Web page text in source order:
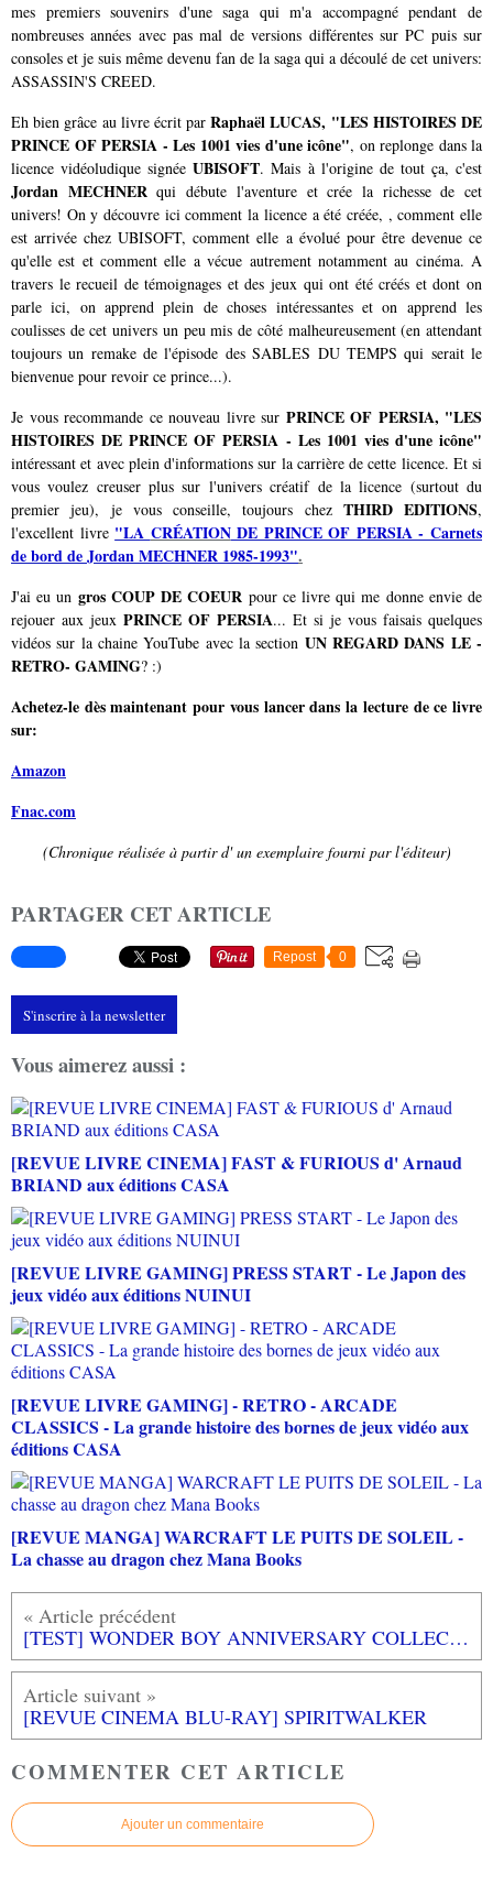
mes premiers souvenirs d'une saga qui m'a accompagné pendant de
nombreuses années avec pas mal de versions différentes sur PC puis sur
consoles et je suis même devenu fan de la saga qui a découlé de cet univers:
ASSASSIN'S CREED.
Eh bien grâce au livre écrit parRaphaël LUCAS, "LES HISTOIRES DE
PRINCE OF PERSIA - Les 1001 vies d'une icône", on replonge dans la
licence vidéoludique signée UBISOFT. Mais à l'origine de tout ça, c'est
Jordan MECHNERqui débute l'aventure et crée la richesse de cet
univers! On y découvre ici comment la licence a été créée, , comment elle
est arrivée chez UBISOFT, comment elle a évolué pour être devenue ce
qu'elle est et comment elle a vécue autrement notamment au cinéma. A
travers le recueil de témoignages et des jeux qui ont été créés et dont on
parle ici, on apprend plein de choses intéressantes et on apprend les
coulisses de cet univers un peu mis de côté malheureusement (en attendant
toujours un remake de l'épisode des SABLES DU TEMPS qui serait le
bienvenue pour revoir ce prince...).
Je vous recommande ce nouveau livre sur PRINCE OF PERSIA, "LES
HISTOIRES DE PRINCE OF PERSIA - Les 1001 vies d'une icône"
intéressant et avec plein d'informations sur la carrière de cette licence. Et si
vous voulez creuser plus sur l'univers créatif de la licence (surtout du
premier jeu), je vous conseille, toujours chez THIRD EDITIONS,
l'excellent livre "LA CRÉATIONDE PRINCE OF PERSIA - Carnets
de bord de Jordan MECHNER 1985-1993".
J'ai eu un gros COUP DE COEUR pour ce livre qui me donne envie de
rejouer aux jeux PRINCE OF PERSIA... Et si je vous faisais quelques
vidéos sur la chaine YouTube avec la section UN REGARD DANS LE -
RETRO- GAMING? :)
Achetez-le dès maintenant pour vous lancer dans la lecture de ce livre
sur:
Amazon
Fnac.com
(Chronique réalisée à partir d' un exemplaire fourni par l'éditeur)
PARTAGER CET ARTICLE
Repost 0
S'inscrire à la newsletter
Vous aimerez aussi :
[REVUE LIVRE CINEMA] FAST & FURIOUS d' Arnaud
BRIAND aux éditions CASA
[REVUE LIVRE GAMING] PRESS START - Le Japon des
jeux vidéo aux éditions NUINUI
[REVUE LIVRE GAMING] - RETRO - ARCADE
CLASSICS - La grande histoire des bornes de jeux vidéo aux
éditions CASA
[REVUE MANGA] WARCRAFT LE PUITS DE SOLEIL -
La chasse au dragon chez Mana Books
[TEST] WONDER BOY ANNIVERSARY COLLECTION PS5 : faites le plein de nostalgie...
[REVUE CINEMA BLU-RAY] SPIRITWALKER
COMMENTER CET ARTICLE
Ajouter un commentaire